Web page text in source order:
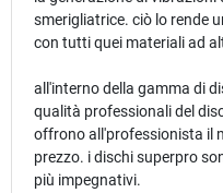
smerigliatrice. ciò lo rende
con tutti quei materiali ad
all'interno della gamma di
qualità professionali del
offrono all'professionista il
prezzo. i dischi superpro
più impegnativi.